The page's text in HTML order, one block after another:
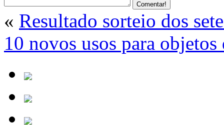
« Resultado sorteio dos
10 novos usos para